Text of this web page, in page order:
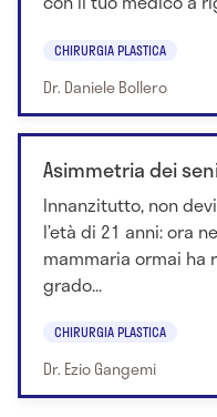
CHIRURGIA PLASTICA
Dr. Daniele Bollero
Asimmetria dei
Innanzitutto, non
l’età di 21 anni: ora
mammaria ormai ha
grado...
CHIRURGIA PLASTICA
Dr. Ezio Gangemi